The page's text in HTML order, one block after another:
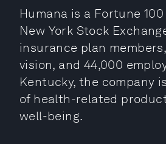
Humana is a Fortune
New York Stock
insurance plan
vision, and 44,000
Kentucky, the company
of health-related
well-being.